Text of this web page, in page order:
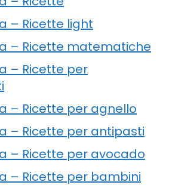
– Ricette light
– Ricette matematiche
– Ricette per
– Ricette per agnello
– Ricette per antipasti
– Ricette per avocado
– Ricette per bambini